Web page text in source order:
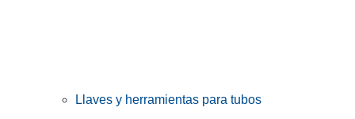
Llaves y herramientas para tubos